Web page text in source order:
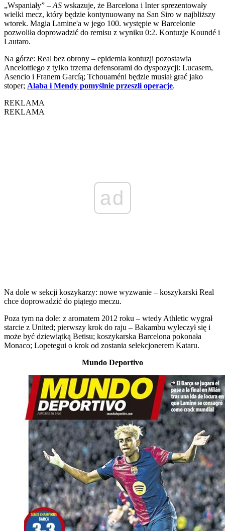
„Wspaniały” – AS wskazuje, że Barcelona i Inter sprezentowały
wielki mecz, który będzie kontynuowany na San Siro w najbliższy
wtorek. Magia Lamine'a w jego 100. występie w Barcelonie
pozwoliła doprowadzić do remisu z wyniku 0:2. Kontuzje Koundé i
Lautaro.
Na górze: Real bez obrony – epidemia kontuzji pozostawia
Ancelottiego z tylko trzema defensorami do dyspozycji: Lucasem,
Asencio i Franem Garcíą; Tchouaméni będzie musiał grać jako
stoper; Alaba i Mendy pomyślnie przeszli operacje.
REKLAMA
REKLAMA
ad
Na dole w sekcji koszykarzy: nowe wyzwanie – koszykarski Real
chce doprowadzić do piątego meczu.
Poza tym na dole: z aromatem 2012 roku – wtedy Athletic wygrał
starcie z United; pierwszy krok do raju – Bakambu wyleczył się i
może być dziewiątką Betisu; koszykarska Barcelona pokonała
Monaco; Lopetegui o krok od zostania selekcjonerem Kataru.
Mundo Deportivo